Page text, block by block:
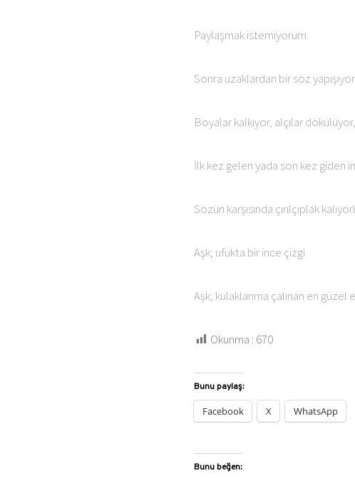
Paylaşmak istemiyorum.
Sonra uzaklardan bir söz
Boyalar kalkıyor, alçılar dökülüyor,
İlk kez gelen yada son kez giden
Sözün karşısında çırılçıplak
Aşk; ufukta bir ince çizgi
Aşk; kulaklarıma çalınan en güzel
Okunma : 670
Bunu paylaş:
Facebook X WhatsApp
Bunu beğen: